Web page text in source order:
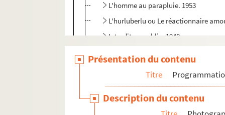
L'homme au parapluie. 1953
L'hurluberlu ou Le réactionnaire
Interdit au public. 1948
J'y suis... j'y reste. 1950
Présentation du contenu
Titre
Description du contenu